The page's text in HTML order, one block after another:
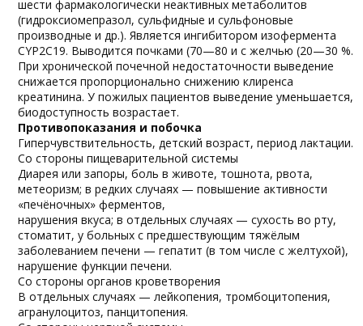
шести фармакологически неактивных метаболитов
(гидроксиомепразол, сульфидные и сульфоновые
производные и др.). Является ингибитором изофермента
CYP2C19. Выводится почками (70—80 и с желчью (20—30 %.
При хронической почечной недостаточности выведение
снижается пропорционально снижению клиренса
креатинина. У пожилых пациентов выведение уменьшается,
биодоступность возрастает.
Противопоказания и побочка
Гиперчувствительность, детский возраст, период лактации.
Со стороны пищеварительной системы
Диарея или запоры, боль в животе, тошнота, рвота,
метеоризм; в редких случаях — повышение активности
«печёночных» ферментов,
нарушения вкуса; в отдельных случаях — сухость во рту,
стоматит, у больных с предшествующим тяжёлым
заболеванием печени — гепатит (в том числе с желтухой),
нарушение функции печени.
Со стороны органов кроветворения
В отдельных случаях — лейкопения, тромбоцитопения,
агранулоцитоз, панцитопения.